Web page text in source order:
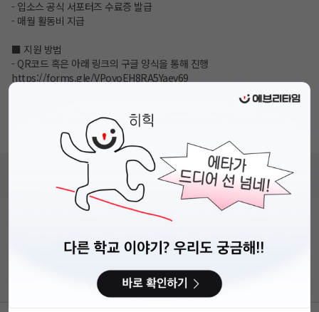
- 입소스 공식 서포터즈 수료증 발급
- 매월 활동비 지급
■ 지원 방법
- QR코드 혹은 아래 링크의 구글 양식을 통해 진행
https://forms.gle/VPoyoEH8RA5Yaev69
- 이메일: IpsosCommunicationsKR@ipsos.com
- 인스타그램 DM: @ipsos.korea
서울특별시 마포구 양화로 113, 5층
사업자등록번호 : 572-87-02009
개인정보처리방침 커뮤니티이용규칙 공지사항
© 에브리커리어(캠퍼스픽)